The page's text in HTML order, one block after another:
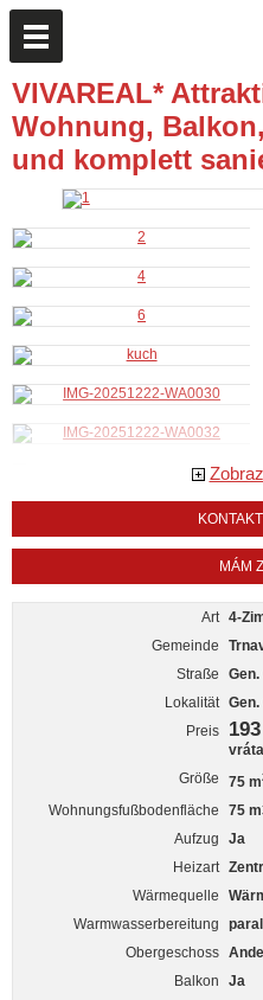
VIVAREAL*
Wohnung,
und komplett
MÁM
Art 4-
Gemeinde
Straße
Lokalität
Preis
Größe
75 m
Wohnungsfußbodenfläche
75
Aufzug
Ja
Heizart
Wärmequelle
Warmwasserbereitung
Obergeschoss
Balkon
Ja